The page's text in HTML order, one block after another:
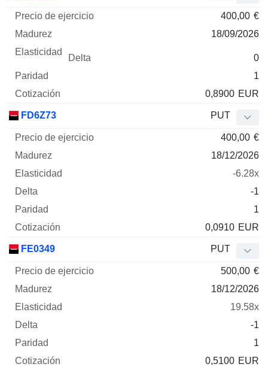
400,00 €
18/09/2026
0
1
0,8900 EUR
FD6Z73 PUT
400,00 €
18/12/2026
-6.28x
-1
1
0,0910 EUR
FE0349 PUT
500,00 €
18/12/2026
19.58x
-1
1
0,5100 EUR